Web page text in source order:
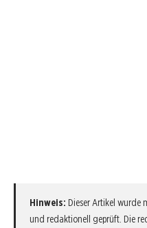
Hinweis: Dieser Artikel wurde
und redaktionell geprüft. Die